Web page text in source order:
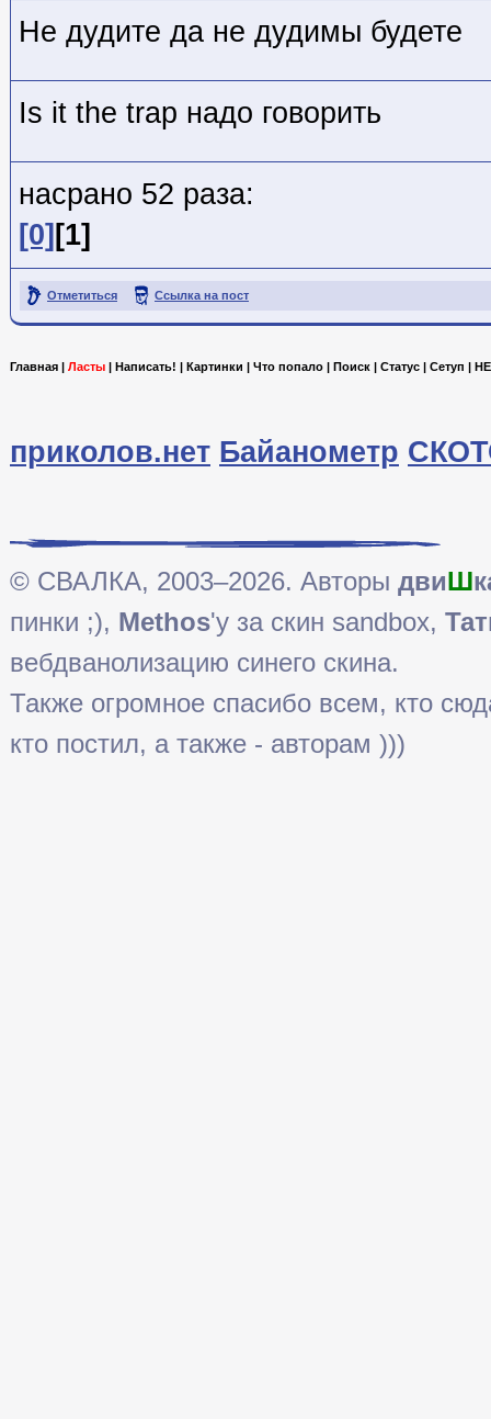
Не дудите да не дудимы будете
Is it the trap надо говорить
насрано 52 раза:
[0] [1]
Отметиться Ссылка на пост
Главная Ласты Написать! Картинки Что попало Поиск Статус Сетуп
приколов.нет Байанометр
© СВАЛКА, 2003–2026. Авторы двиШ
пинки ;), Methos'у за скин sandbox,
вебдванолизацию синего скина.
Также огромное спасибо всем, кто
кто постил, а также - авторам )))